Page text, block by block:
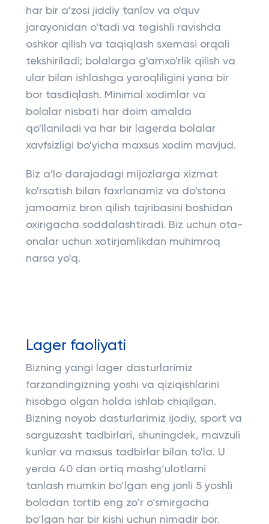
har bir a'zosi jiddiy tanlov va o'quv
jarayonidan o'tadi va tegishli ravishda
oshkor qilish va taqiqlash sxemasi orqali
tekshiriladi; bolalarga g'amxo'rlik qilish va
ular bilan ishlashga yaroqliligini yana bir
bor tasdiqlash. Minimal xodimlar va
bolalar nisbati har doim amalda
qo'llaniladi va har bir lagerda bolalar
xavfsizligi bo'yicha maxsus xodim mavjud.
Biz a'lo darajadagi mijozlarga xizmat
ko'rsatish bilan faxrlanamiz va do'stona
jamoamiz bron qilish tajribasini boshidan
oxirigacha soddalashtiradi. Biz uchun ota-
onalar uchun xotirjamlikdan muhimroq
narsa yo'q.
Lager faoliyati
Bizning yangi lager dasturlarimiz
farzandingizning yoshi va qiziqishlarini
hisobga olgan holda ishlab chiqilgan.
Bizning noyob dasturlarimiz ijodiy, sport va
sarguzasht tadbirlari, shuningdek, mavzuli
kunlar va maxsus tadbirlar bilan to'la. U
yerda 40 dan ortiq mashg‘ulotlarni
tanlash mumkin bo‘lgan eng jonli 5 yoshli
boladan tortib eng zo‘r o‘smirgacha
bo‘lgan har bir kishi uchun nimadir bor.